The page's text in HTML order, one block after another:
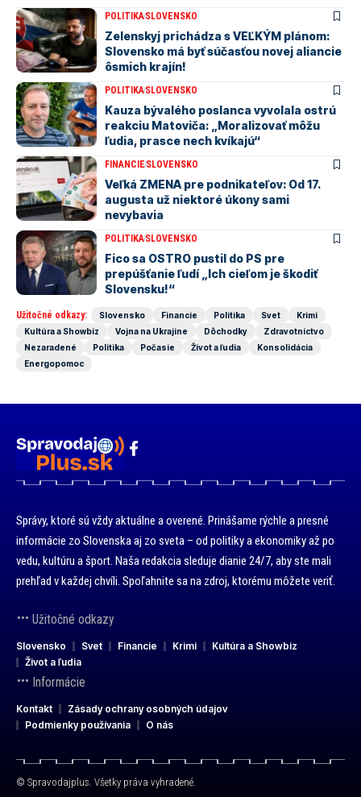
POLITIKASLOVENSKO
Zelenskyj prichádza s VEĽKÝM plánom:
Slovensko má byť súčasťou novej aliancie
ôsmich krajín!
POLITIKASLOVENSKO
Kauza bývalého poslanca vyvolala ostrú
reakciu Matoviča: „Moralizovať môžu
ľudia, prasce nech kvíkajú“
FINANCIESLOVENSKO
Veľká ZMENA pre podnikateľov: Od 17.
augusta už niektoré úkony sami
nevybavia
POLITIKASLOVENSKO
Fico sa OSTRO pustil do PS pre
prepúšťanie ľudí „Ich cieľom je škodiť
Slovensku!“
Užitočné odkazy: Slovensko Financie Politika Svet
Krimi
Kultúra a Showbiz
Vojna na Ukrajine Dôchodky
Zdravotníctvo
Nezaradené
Politika Počasie Život a ľudia
Konsolidácia
Energopomoc
Správy, ktoré sú vždy aktuálne a overené. Prinášame rýchle a presné
informácie zo Slovenska aj zo sveta – od politiky a ekonomiky až po
vedu, kultúru a šport. Naša redakcia sleduje dianie 24/7, aby ste mali
prehľad v každej chvíli. Spoľahnite sa na zdroj, ktorému môžete veriť.
Užitočné odkazy
Slovensko Svet Financie Krimi
Kultúra a Showbiz
Život a ľudia
Informácie
Kontakt
Zásady ochrany osobných údajov
Podmienky používania
O nás
© Spravodajplus. Všetky práva vyhradené.